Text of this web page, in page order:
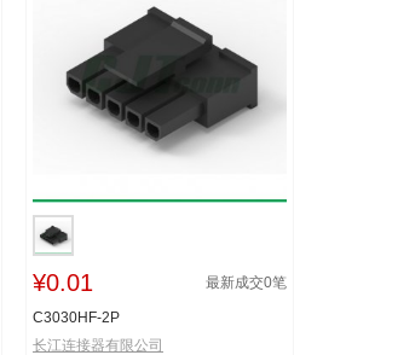
¥0.01 最新成交0笔
C3030HF-2P
长江连接器有限公司